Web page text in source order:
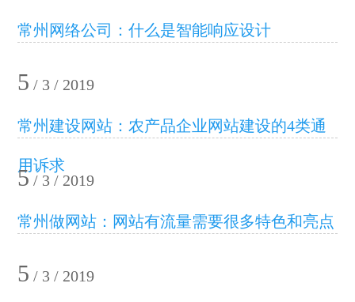
常州网络公司：什么是智能响应设计
5 / 3 / 2019
常州建设网站：农产品企业网站建设的4类通
用诉求
5 / 3 / 2019
常州做网站：网站有流量需要很多特色和亮点
5 / 3 / 2019